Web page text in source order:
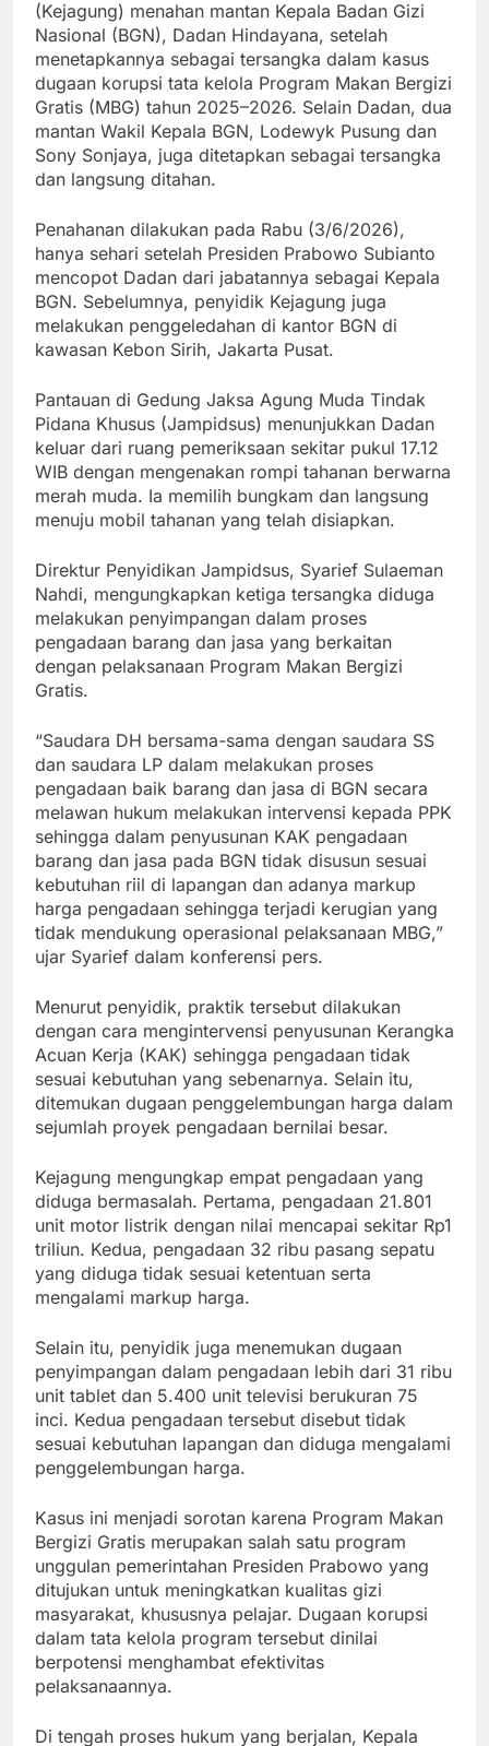
(Kejagung) menahan mantan Kepala Badan Gizi
Nasional (BGN), Dadan Hindayana, setelah
menetapkannya sebagai tersangka dalam kasus
dugaan korupsi tata kelola Program Makan Bergizi
Gratis (MBG) tahun 2025–2026. Selain Dadan, dua
mantan Wakil Kepala BGN, Lodewyk Pusung dan
Sony Sonjaya, juga ditetapkan sebagai tersangka
dan langsung ditahan.
Penahanan dilakukan pada Rabu (3/6/2026),
hanya sehari setelah Presiden Prabowo Subianto
mencopot Dadan dari jabatannya sebagai Kepala
BGN. Sebelumnya, penyidik Kejagung juga
melakukan penggeledahan di kantor BGN di
kawasan Kebon Sirih, Jakarta Pusat.
Pantauan di Gedung Jaksa Agung Muda Tindak
Pidana Khusus (Jampidsus) menunjukkan Dadan
keluar dari ruang pemeriksaan sekitar pukul 17.12
WIB dengan mengenakan rompi tahanan berwarna
merah muda. Ia memilih bungkam dan langsung
menuju mobil tahanan yang telah disiapkan.
Direktur Penyidikan Jampidsus, Syarief Sulaeman
Nahdi, mengungkapkan ketiga tersangka diduga
melakukan penyimpangan dalam proses
pengadaan barang dan jasa yang berkaitan
dengan pelaksanaan Program Makan Bergizi
Gratis.
“Saudara DH bersama-sama dengan saudara SS
dan saudara LP dalam melakukan proses
pengadaan baik barang dan jasa di BGN secara
melawan hukum melakukan intervensi kepada PPK
sehingga dalam penyusunan KAK pengadaan
barang dan jasa pada BGN tidak disusun sesuai
kebutuhan riil di lapangan dan adanya markup
harga pengadaan sehingga terjadi kerugian yang
tidak mendukung operasional pelaksanaan MBG,”
ujar Syarief dalam konferensi pers.
Menurut penyidik, praktik tersebut dilakukan
dengan cara mengintervensi penyusunan Kerangka
Acuan Kerja (KAK) sehingga pengadaan tidak
sesuai kebutuhan yang sebenarnya. Selain itu,
ditemukan dugaan penggelembungan harga dalam
sejumlah proyek pengadaan bernilai besar.
Kejagung mengungkap empat pengadaan yang
diduga bermasalah. Pertama, pengadaan 21.801
unit motor listrik dengan nilai mencapai sekitar Rp1
triliun. Kedua, pengadaan 32 ribu pasang sepatu
yang diduga tidak sesuai ketentuan serta
mengalami markup harga.
Selain itu, penyidik juga menemukan dugaan
penyimpangan dalam pengadaan lebih dari 31 ribu
unit tablet dan 5.400 unit televisi berukuran 75
inci. Kedua pengadaan tersebut disebut tidak
sesuai kebutuhan lapangan dan diduga mengalami
penggelembungan harga.
Kasus ini menjadi sorotan karena Program Makan
Bergizi Gratis merupakan salah satu program
unggulan pemerintahan Presiden Prabowo yang
ditujukan untuk meningkatkan kualitas gizi
masyarakat, khususnya pelajar. Dugaan korupsi
dalam tata kelola program tersebut dinilai
berpotensi menghambat efektivitas
pelaksanaannya.
Di tengah proses hukum yang berjalan, Kepala